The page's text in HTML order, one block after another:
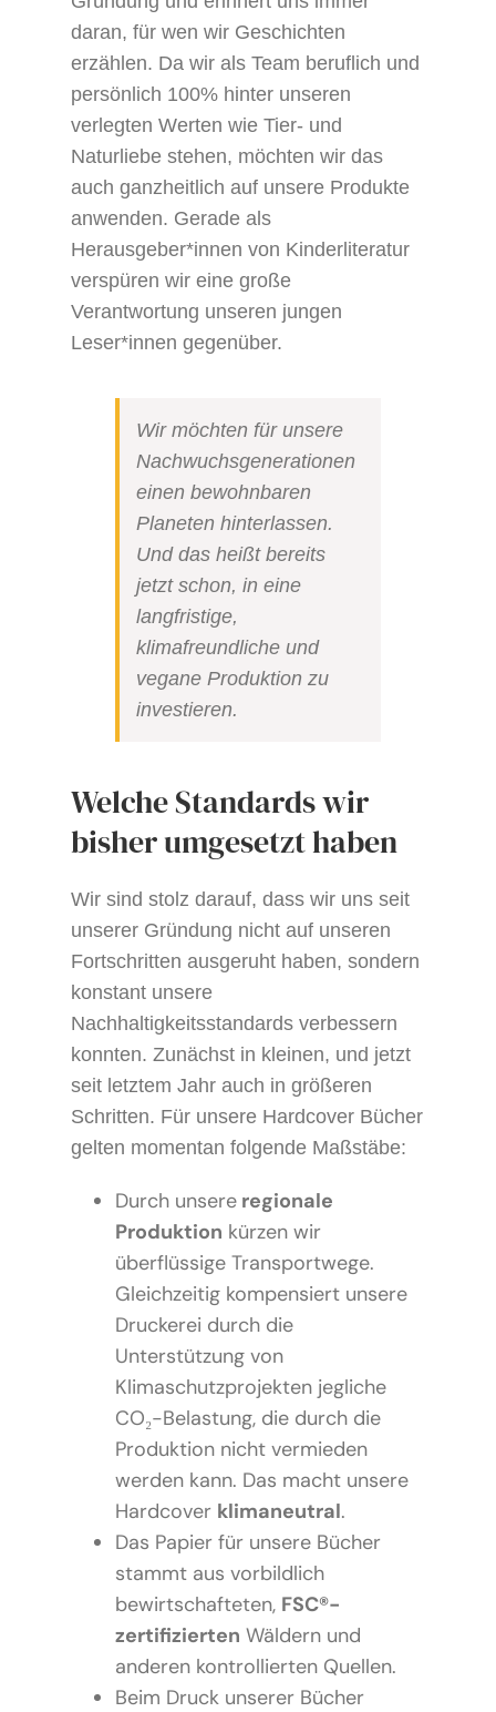
daran, für wen wir Geschichten
erzählen. Da wir als Team beruflich und
persönlich 100% hinter unseren
verlegten Werten wie Tier- und
Naturliebe stehen, möchten wir das
auch ganzheitlich auf unsere Produkte
anwenden. Gerade als
Herausgeber*innen von Kinderliteratur
verspüren wir eine große
Verantwortung unseren jungen
Leser*innen gegenüber.
Wir möchten für unsere
Nachwuchsgenerationen
einen bewohnbaren
Planeten hinterlassen.
Und das heißt bereits
jetzt schon, in eine
langfristige,
klimafreundliche und
vegane Produktion zu
investieren.
Welche Standards wir
bisher umgesetzt haben
Wir sind stolz darauf, dass wir uns seit
unserer Gründung nicht auf unseren
Fortschritten ausgeruht haben, sondern
konstant unsere
Nachhaltigkeitsstandards verbessern
konnten. Zunächst in kleinen, und jetzt
seit letztem Jahr auch in größeren
Schritten. Für unsere Hardcover Bücher
gelten momentan folgende Maßstäbe:
Durch unsere regionale
Produktion kürzen wir
überflüssige Transportwege.
Gleichzeitig kompensiert unsere
Druckerei durch die
Unterstützung von
Klimaschutzprojekten jegliche
CO₂-Belastung, die durch die
Produktion nicht vermieden
werden kann. Das macht unsere
Hardcover klimaneutral.
Das Papier für unsere Bücher
stammt aus vorbildlich
bewirtschafteten, FSC®-
zertifizierten Wäldern und
anderen kontrollierten Quellen.
Beim Druck unserer Bücher